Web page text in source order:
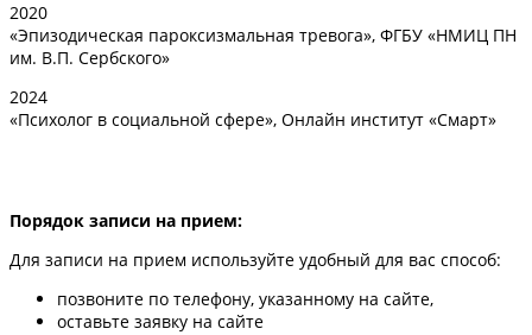
2020
«Эпизодическая пароксизмальная тревога», ФГБУ «НМИЦ ПН
им. В.П. Сербского»
2024
«Психолог в социальной сфере», Онлайн институт «Смарт»
Порядок записи на прием:
Для записи на прием используйте удобный для вас способ:
позвоните по телефону, указанному на сайте,
оставьте заявку на сайте